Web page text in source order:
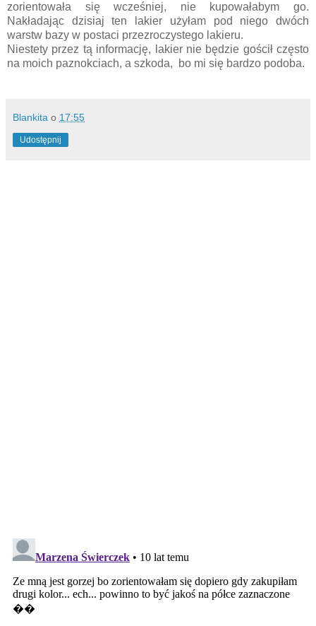
zorientowała się wcześniej, nie kupowałabym go.
Nakładając dzisiaj ten lakier użyłam pod niego dwóch
warstw bazy w postaci przezroczystego lakieru.
Niestety przez tą informację, lakier nie będzie gościł często
na moich paznokciach, a szkoda, bo mi się bardzo podoba.
Blankita o 17:55
Udostępnij